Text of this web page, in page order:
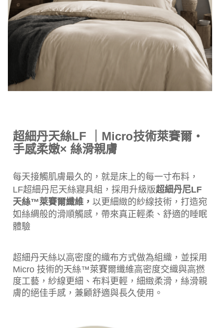
超細丹天絲LF ｜Micro技術萊賽爾・
手感柔嫩× 絲滑親膚
每天接觸肌膚最久的， 就是床上的每一寸布料，
LF超細丹尼天絲寢具組， 採用升級版超細丹尼LF
天絲™萊賽爾纖維， 以更細緻的紗線技術， 打造宛
如絲綢般的滑順觸感， 帶來真正輕柔、舒適的睡眠
體驗
超細丹天絲以高密度的織布方式做為組織，並採用
Micro 技術的天絲™萊賽爾纖維高密度交織與高撚
度工藝，紗線更細、布料更輕，細緻柔滑，絲滑親
膚的絕佳手感，兼顧舒適與長久使用。